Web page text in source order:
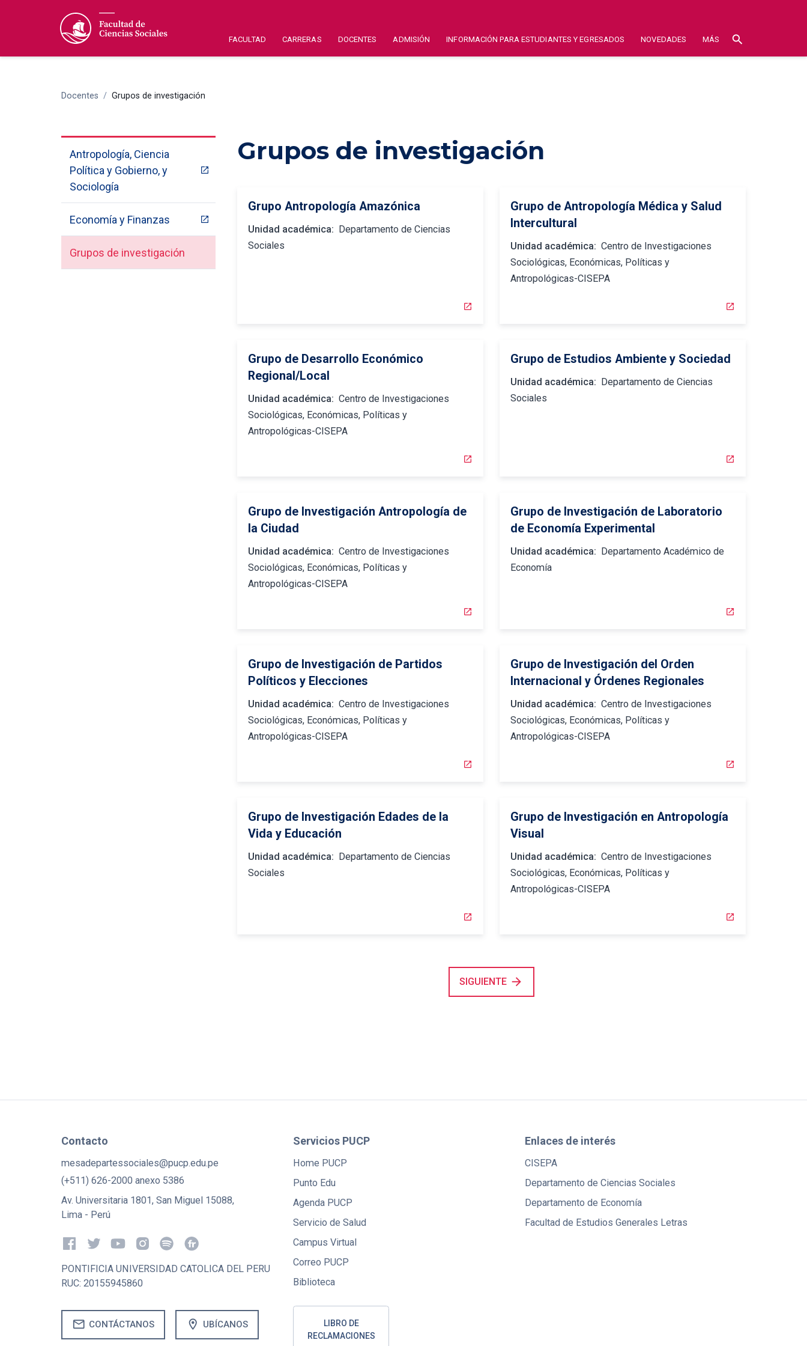
FACULTAD CARRERAS DOCENTES ADMISIÓN INFORMACIÓN PARA ESTUDIANTES Y EGRESADOS NOVEDADES MÁS search
Docentes / Grupos de investigación
Antropología, Ciencia
Política y Gobierno, y
Sociología
Economía y Finanzas
Grupos de investigación
Grupos de investigación
Grupo Antropología Amazónica
Unidad académica: Departamento de Ciencias
Sociales
open_in_new
Grupo de Antropología Médica y Salud
Intercultural
Unidad académica: Centro de Investigaciones
Sociológicas, Económicas, Políticas y
Antropológicas-CISEPA
open_in_new
Grupo de Desarrollo Económico
Regional/Local
Unidad académica: Centro de Investigaciones
Sociológicas, Económicas, Políticas y
Antropológicas-CISEPA
open_in_new
Grupo de Estudios Ambiente y Sociedad
Unidad académica: Departamento de Ciencias
Sociales
open_in_new
Grupo de Investigación Antropología de
la Ciudad
Unidad académica: Centro de Investigaciones
Sociológicas, Económicas, Políticas y
Antropológicas-CISEPA
open_in_new
Grupo de Investigación de Laboratorio
de Economía Experimental
Unidad académica: Departamento Académico de
Economía
open_in_new
Grupo de Investigación de Partidos
Políticos y Elecciones
Unidad académica: Centro de Investigaciones
Sociológicas, Económicas, Políticas y
Antropológicas-CISEPA
open_in_new
Grupo de Investigación del Orden
Internacional y Órdenes Regionales
Unidad académica: Centro de Investigaciones
Sociológicas, Económicas, Políticas y
Antropológicas-CISEPA
open_in_new
Grupo de Investigación Edades de la
Vida y Educación
Unidad académica: Departamento de Ciencias
Sociales
open_in_new
Grupo de Investigación en Antropología
Visual
Unidad académica: Centro de Investigaciones
Sociológicas, Económicas, Políticas y
Antropológicas-CISEPA
open_in_new
SIGUIENTE arrow_forward
Contacto
mesadepartessociales@pucp.edu.pe
(+511) 626-2000 anexo 5386
Av. Universitaria 1801, San Miguel 15088,
Lima - Perú
PONTIFICIA UNIVERSIDAD CATOLICA DEL PERU
RUC: 20155945860
mail CONTÁCTANOS location_on UBÍCANOS
Servicios PUCP
Home PUCP
Punto Edu
Agenda PUCP
Servicio de Salud
Campus Virtual
Correo PUCP
Biblioteca
LIBRO DE
RECLAMACIONES
Enlaces de interés
CISEPA
Departamento de Ciencias Sociales
Departamento de Economía
Facultad de Estudios Generales Letras